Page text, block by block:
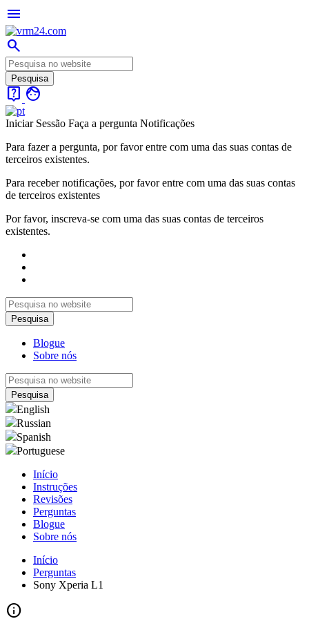
menu
search
live_help face
Iniciar Sessão Faça a pergunta Notificações
Para fazer a pergunta, por favor entre com uma das suas contas de
terceiros existentes.
Para receber notificações, por favor entre com uma das suas contas
de terceiros existentes
Por favor, inscreva-se com uma das suas contas de terceiros
existentes.
Blogue
Sobre nós
English
Russian
Spanish
Portuguese
Início
Instruções
Revisões
Perguntas
Blogue
Sobre nós
Início
Perguntas
Sony Xperia L1
info